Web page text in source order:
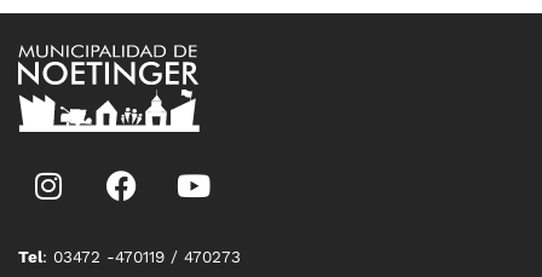
Tel: 03472 -470119 / 470273